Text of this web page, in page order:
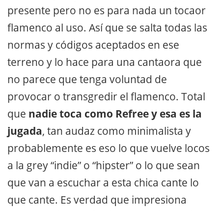
presente pero no es para nada un tocaor
flamenco al uso. Así que se salta todas las
normas y códigos aceptados en ese
terreno y lo hace para una cantaora que
no parece que tenga voluntad de
provocar o transgredir el flamenco. Total
que nadie toca como Refree y esa es la
jugada, tan audaz como minimalista y
probablemente es eso lo que vuelve locos
a la grey “indie” o “hipster” o lo que sean
que van a escuchar a esta chica cante lo
que cante. Es verdad que impresiona